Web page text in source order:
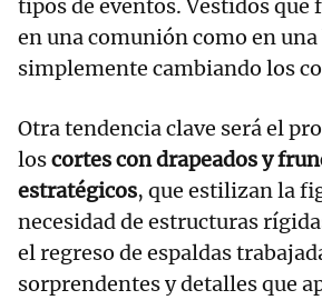
tipos de eventos. Vestidos
en una comunión como en una
simplemente cambiando los
Otra tendencia clave será el
loscortes con drapeados y
estratégicos, que estilizan la
necesidad de estructuras
el regreso de espaldas
sorprendentes y detalles que